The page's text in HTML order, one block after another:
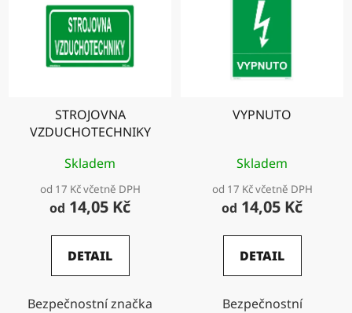
STROJOVNA
VZDUCHOTECHNIKY
Skladem
od 17 Kč včetně DPH
od 14,05 Kč
DETAIL
Bezpečnostní značka
VYPNUTO
Skladem
od 17 Kč včetně DPH
od 14,05 Kč
DETAIL
Bezpečnostní